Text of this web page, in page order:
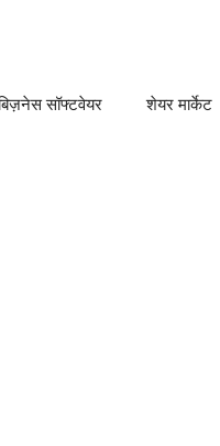
सॉफ्टवेयर शेयर मार्केट